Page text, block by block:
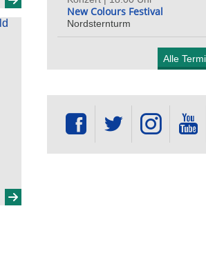
New Colours Festival
Nordsternturm
Alle